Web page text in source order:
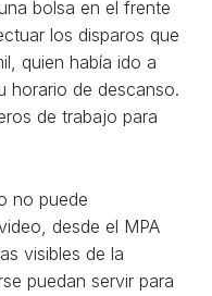
bolsa en el frente
los disparos que
quien había ido a
horario de descanso.
de trabajo para
no puede
desde el MPA
visibles de la
puedan servir para